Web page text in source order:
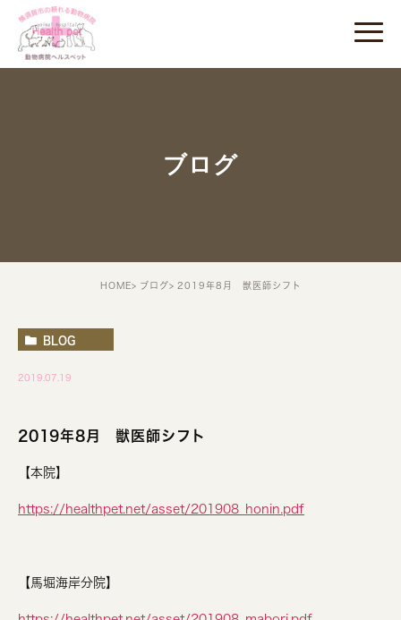
ブログ
HOME ブログ 2019年8月 獣医師シフト
BLOG
2019.07.19
2019年8月 獣医師シフト
【本院】
https://healthpet.net/asset/201908_honin.pdf
【馬堀海岸分院】